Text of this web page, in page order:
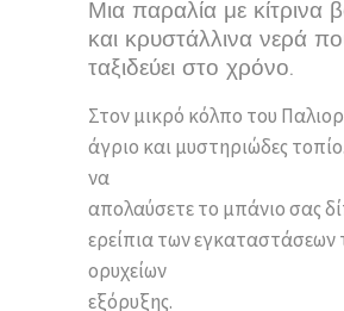
Μια παραλία με κίτρινα
και κρυστάλλινα νερά
ταξιδεύει στο χρόνο.
Στον μικρό κόλπο του
άγριο και μυστηριώδες
να
απολαύσετε το μπάνιο σας
ερείπια των εγκαταστάσεων
ορυχείων
εξόρυξης.